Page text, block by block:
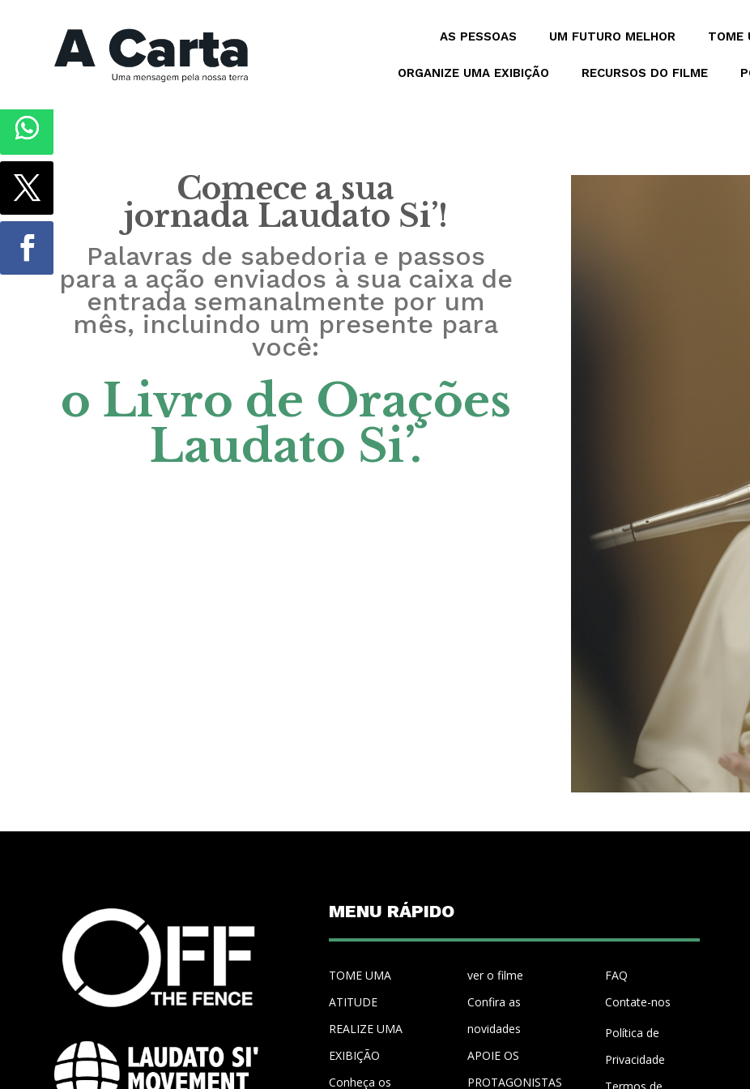
AS PESSOAS UM FUTURO MELHOR TOME
ORGANIZE UMA EXIBIÇÃO RECURSOS DO FILME
Comece a sua
jornada Laudato Si’!
Palavras de sabedoria e passos
para a ação enviados à sua caixa de
entrada semanalmente por um
mês, incluindo um presente para
você:
o Livro de Orações
Laudato Si’.
MENU RÁPIDO
TOME UMA
ATITUDE
REALIZE UMA
EXIBIÇÃO
Conheça os
ver o filme
Confira as
novidades
APOIE OS
PROTAGONISTAS
FAQ
Contate-nos
Política de
Privacidade